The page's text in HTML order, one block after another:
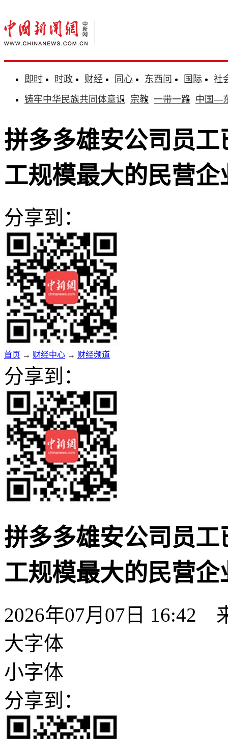
即时 时政 财经 同心 东西问 国际
社
铸牢中华民族共同体意识 宗教 一带一路 中国—
拼多多雄安公司员工
工规模最大的民营企
分享到：
首页 → 财经中心 → 财经频道
分享到：
拼多多雄安公司员工
工规模最大的民营企
2026年07月07日 16:42
大字体
小字体
分享到：